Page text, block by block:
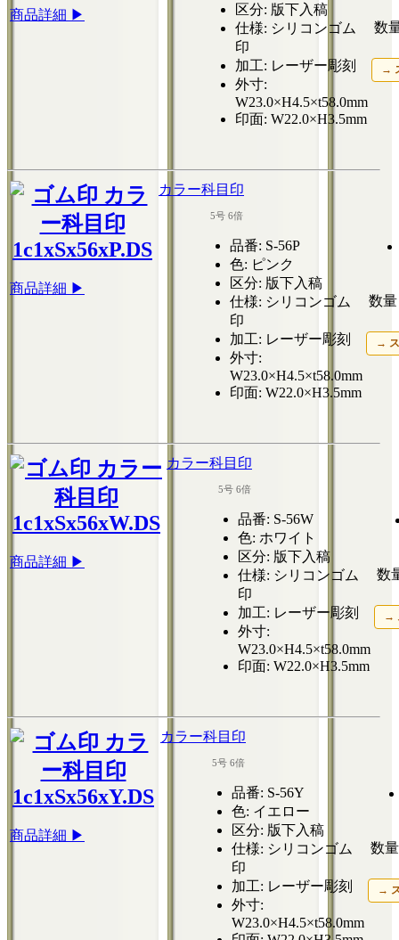
商品詳細 ▶
区分: 版下入稿
仕様: シリコンゴム
印
加工: レーザー彫刻
外寸:
W23.0×H4.5×t58.0mm
印面: W22.0×H3.5mm
数
→
商品詳細 ▶
カラー科目印
5号 6倍
品番: S-56P
色: ピンク
区分: 版下入稿
仕様: シリコンゴム
印
加工: レーザー彫刻
外寸:
W23.0×H4.5×t58.0mm
印面: W22.0×H3.5mm
数量
→
商品詳細 ▶
カラー科目印
5号 6倍
品番: S-56W
色: ホワイト
区分: 版下入稿
仕様: シリコンゴム
印
加工: レーザー彫刻
外寸:
W23.0×H4.5×t58.0mm
印面: W22.0×H3.5mm
数
→
商品詳細 ▶
カラー科目印
5号 6倍
品番: S-56Y
色: イエロー
区分: 版下入稿
仕様: シリコンゴム
印
加工: レーザー彫刻
外寸:
W23.0×H4.5×t58.0mm
数
→